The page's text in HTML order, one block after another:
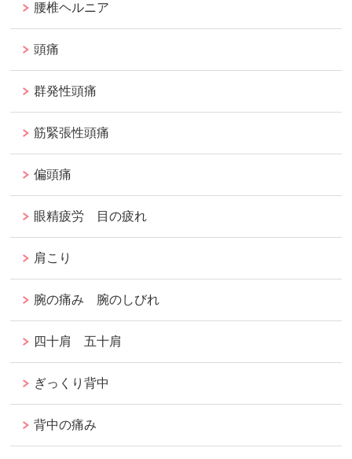
腰椎ヘルニア
頭痛
群発性頭痛
筋緊張性頭痛
偏頭痛
眼精疲労 目の疲れ
肩こり
腕の痛み 腕のしびれ
四十肩 五十肩
ぎっくり背中
背中の痛み